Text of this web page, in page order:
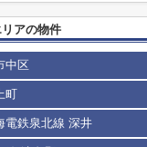
リアの物件
中区
町
電鉄泉北線 深井